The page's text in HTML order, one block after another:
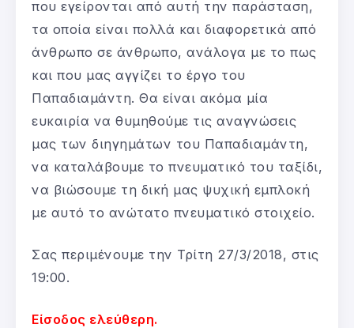
που εγείρονται από αυτή την παράσταση,
τα οποία είναι πολλά και διαφορετικά από
άνθρωπο σε άνθρωπο, ανάλογα με το πως
και που μας αγγίζει το έργο του
Παπαδιαμάντη. Θα είναι ακόμα μία
ευκαιρία να θυμηθούμε τις αναγνώσεις
μας των διηγημάτων του Παπαδιαμάντη,
να καταλάβουμε το πνευματικό του ταξίδι,
να βιώσουμε τη δική μας ψυχική εμπλοκή
με αυτό το ανώτατο πνευματικό στοιχείο.
Σας περιμένουμε την Τρίτη 27/3/2018, στις
19:00.
Είσοδος ελεύθερη.